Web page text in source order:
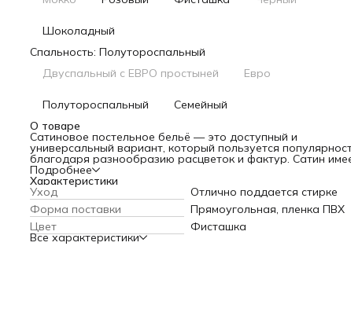
Шоколадный
Спальность: Полутороспальный
Двуспальный с ЕВРО простыней
Евро
Полутороспальный
Семейный
О товаре
Сатиновое постельное бельё — это доступный и
универсальный вариант, который пользуется
благодаря разнообразию расцветок и фактур. Сатин
гладкую и прочную поверхность, которая достигается за
особой схемы переплетения нитей: уточная нить покрывает
четыре или более основных. Это делает ткань
и долговечной. Постельное бельё из сатина выдерживает
более 600 циклов стирок, не теряя своей геометрии и не
большой усадки. Кроме того, оно отлично дышит и
влагу, а также является лёгким, мягким и практически не
мнётся. Низкая теплопроводность сатина позволяет
Подробнее
Характеристики
Уход
Отлично поддается стирке
Форма поставки
Прямоугольная, пленка ПВХ
Цвет
Фисташка
Все характеристики